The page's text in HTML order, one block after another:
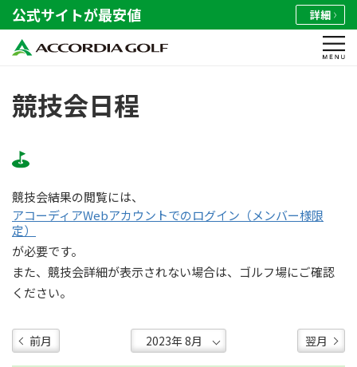
公式サイトが最安値 詳細
競技会日程
競技会結果の閲覧には、
アコーディアWebアカウントでのログイン（メンバー様限
定）
が必要です。
また、競技会詳細が表示されない場合は、ゴルフ場にご確認
ください。
前月 翌月